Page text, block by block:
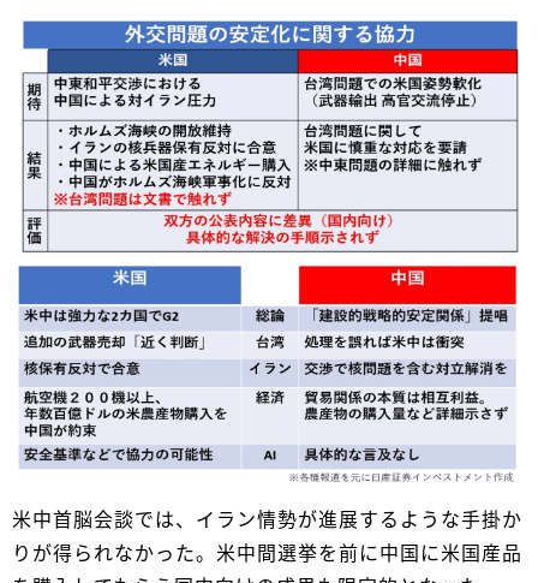
米中首脳会談では、イラン情勢が進展するような手掛か
りが得られなかった。米中間選挙を前に中国に米国産品